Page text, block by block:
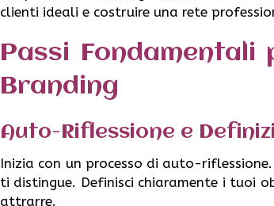
clienti ideali e costruire una rete
Passi
Branding
Auto-Riflessione e
Inizia con un processo di auto-
ti distingue. Definisci chiaramente i tuoi
attrarre.